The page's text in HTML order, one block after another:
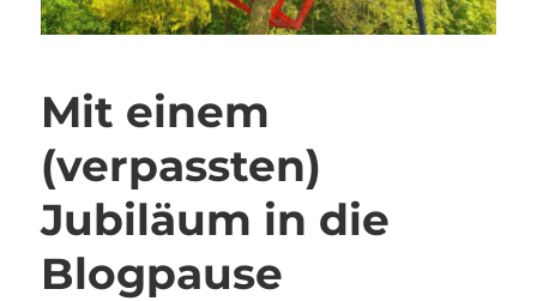
Mit einem
(verpassten)
Jubiläum in die
Blogpause